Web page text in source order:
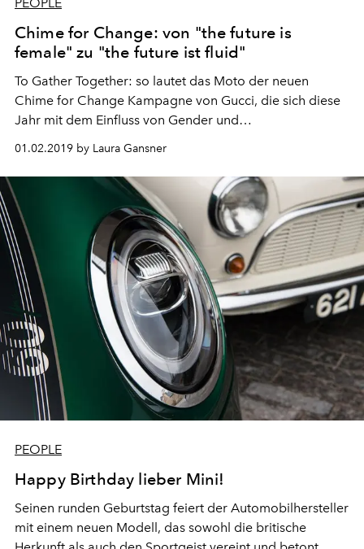
Chime for Change: von "the future is
female" zu "the future ist fluid"
To Gather Together: so lautet das Moto der neuen
Chime for Change Kampagne von Gucci, die sich diese
Jahr mit dem Einfluss von Gender und
Gleichberechtigung auseinandersetzt.
01.02.2019 by Laura Gansner
PEOPLE
Happy Birthday lieber Mini!
Seinen runden Geburtstag feiert der Automobilhersteller
mit einem neuen Modell, das sowohl die britische